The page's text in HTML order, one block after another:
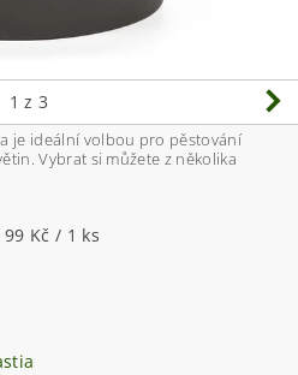
1 z 3
je ideální volbou pro pěstování
Vybrat si můžete z několika
Kč / 1 ks